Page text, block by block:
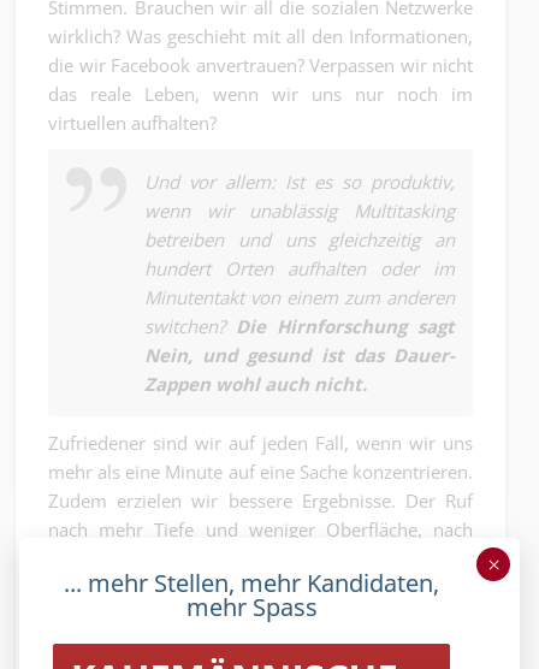
Stimmen. Brauchen wir all die sozialen Netzwerke
wirklich? Was geschieht mit all den Informationen,
die wir Facebook anvertrauen? Verpassen wir nicht
das reale Leben, wenn wir uns nur noch im
virtuellen aufhalten?
Und vor allem: Ist es so produktiv,
wenn wir unablässig Multitasking
betreiben und uns gleichzeitig an
hundert Orten aufhalten oder im
Minutentakt von einem zum anderen
switchen? Die Hirnforschung sagt
Nein, und gesund ist das Dauer-
Zappen wohl auch nicht.
Zufriedener sind wir auf jeden Fall, wenn wir uns
mehr als eine Minute auf eine Sache konzentrieren.
Zudem erzielen wir bessere Ergebnisse. Der Ruf
nach mehr Tiefe und weniger Oberfläche, nach
wieder mehr Privatem und vor allem nach
Entschleunigung wird lauter. Zum Beispiel ein
Buch zu lesen und sich dabei einem Text ohne
... mehr Stellen, mehr Kandidaten,
mehr Spass
×